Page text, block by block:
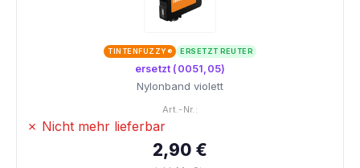
TINTENFUZZY® ERSETZT REUTER
ersetzt (0051,05)
Nylonband violett
Art.-Nr.:
✗ Nicht mehr lieferbar
2,90 €